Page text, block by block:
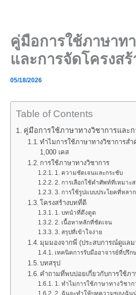
คู่มือการใช้ภาษาท
และการจัดโครงส
05/18/2026
Table of Contents
คู่มือการใช้ภาษาทางวิชาการและก
ทำไมการใช้ภาษาทางวิชาการส
1,000 เคส
การใช้ภาษาทางวิชาการ
1. ความชัดเจนและกระชับ
2. การเลือกใช้คำศัพท์ที่เหมาะ
3. การใช้รูปแบบประโยคที่หลา
โครงสร้างบทที่ดี
1. บทนำที่ดึงดูด
2. เนื้อหาหลักที่ชัดเจน
3. สรุปที่เข้าใจง่าย
มุมมองจากพี่ (ประสบการณ์ดูแลม
เทคนิคการรับมืออาจารย์ที่ปรึก
บทสรุป
คำถามที่พบบ่อยเกี่ยวกับการใช้ภ
1. ทำไมการใช้ภาษาทางวิชา
2. ฉันจะทำให้บทความของฉัน